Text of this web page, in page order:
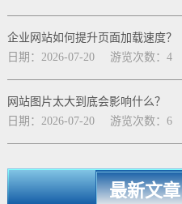
企业网站如何提升页面加载速度？
日期：2026-07-20
游览次数：4
网站图片太大到底会影响什么？
日期：2026-07-20
游览次数：6
最新文章